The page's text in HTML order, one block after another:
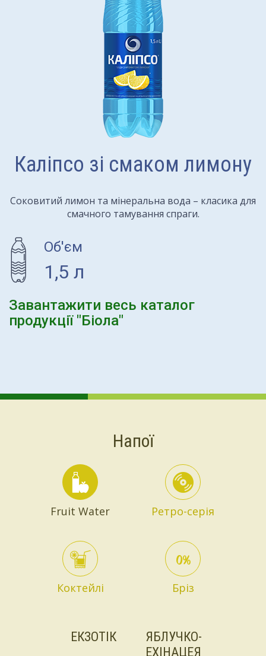
Каліпсо зі смаком лимону
Соковитий лимон та мінеральна вода – класика для
смачного тамування спраги.
Об'єм
1,5 л
Завантажити весь каталог
продукції "Біола"
Напої
Fruit Water Ретро-серія
Коктейлі Бріз
ЕКЗОТІК
ЯБЛУЧКО-
ЕХІНАЦЕЯ